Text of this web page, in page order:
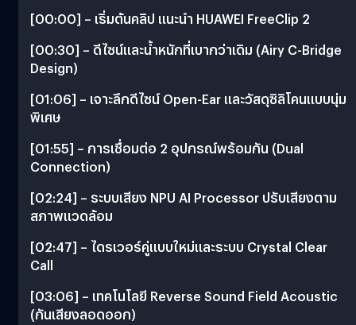
[00:00] – เริ่มต้นคลิป แนะนำ HUAWEI FreeClip 2
[00:30] – ดีไซน์และน้ำหนักที่เบากว่าเดิม (Airy C-Bridge
Design)
[01:06] – เจาะลึกดีไซน์ Open-Ear และวัสดุซิลิโคนแบบนุ่ม
พิเศษ
[01:55] – การเชื่อมต่อ 2 อุปกรณ์พร้อมกัน (Dual
Connection)
[02:24] – ระบบเสียง NPU AI Processor ปรับเสียงตาม
สภาพแวดล้อม
[02:47] – ไดรเวอร์คู่แบบใหม่และระบบ Crystal Clear
Call
[03:06] – เทคโนโลยี Reverse Sound Field Acoustic
(กันเสียงลอดออก)